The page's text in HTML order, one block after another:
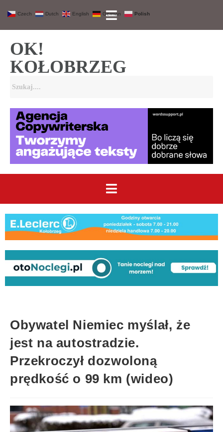
OK!
KOŁOBRZEG
Obywatel Niemiec myślał, że
jest na autostradzie.
Przekroczył dozwoloną
prędkość o 99 km (wideo)
Czech Dutch English German Polish